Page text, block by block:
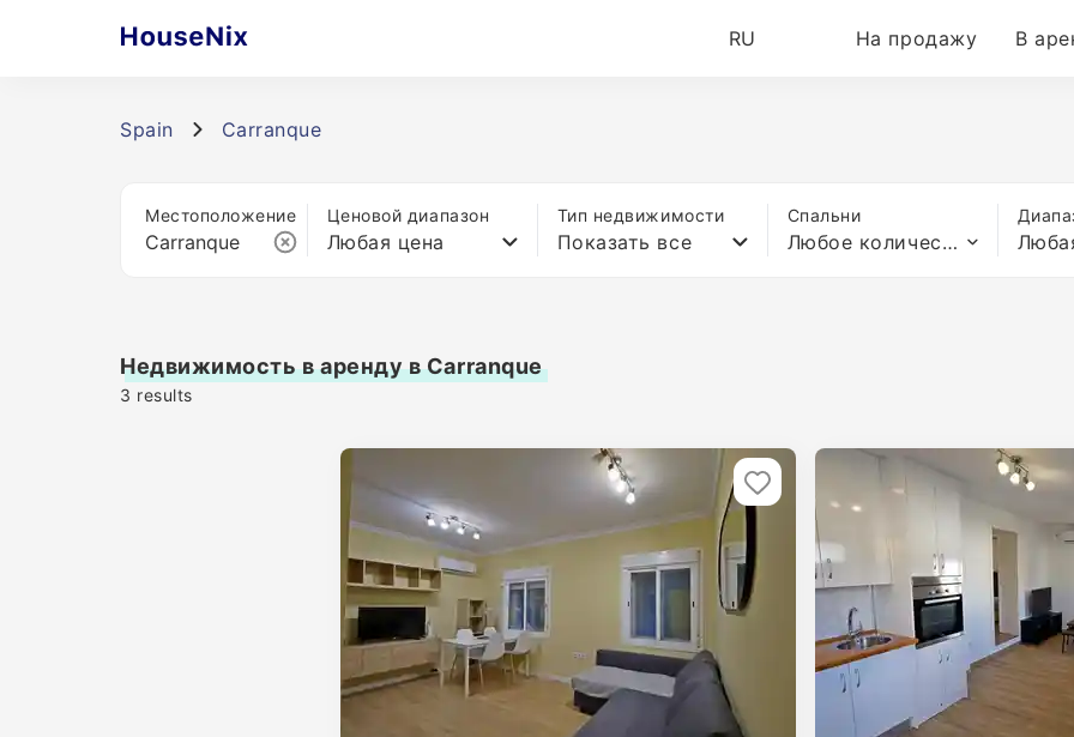
RU На продажу В
Spain Carranque
Местоположение Ценовой диапазон
Любая цена
Тип недвижимости
Показать все
Спальни
Любое количество спален
Недвижимость в аренду в Carranque
3 results